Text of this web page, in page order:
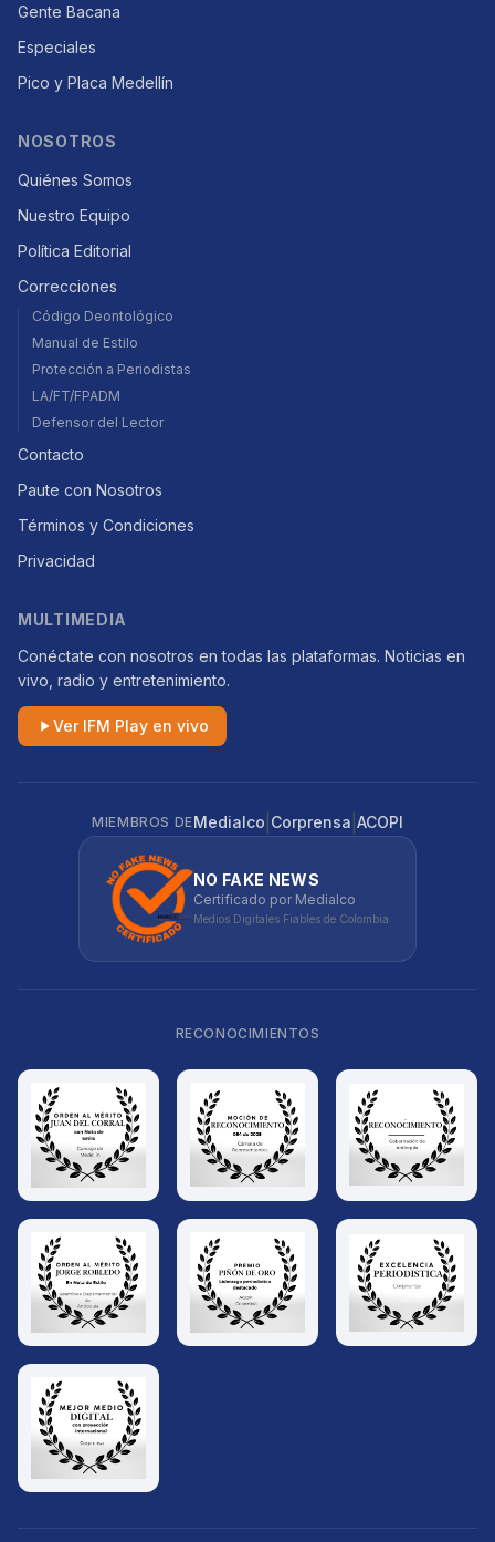
Gente Bacana
Especiales
Pico y Placa Medellín
NOSOTROS
Quiénes Somos
Nuestro Equipo
Política Editorial
Correcciones
Código Deontológico
Manual de Estilo
Protección a Periodistas
LA/FT/FPADM
Defensor del Lector
Contacto
Paute con Nosotros
Términos y Condiciones
Privacidad
MULTIMEDIA
Conéctate con nosotros en todas las plataformas. Noticias en
vivo, radio y entretenimiento.
Ver IFM Play en vivo
MIEMBROS DEMedialco Corprensa ACOPI
NO FAKE NEWS
Certificado por Medialco
Medios Digitales Fiables de Colombia
RECONOCIMIENTOS